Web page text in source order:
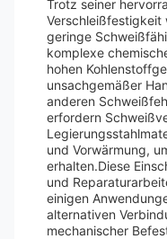
Trotz seiner
Verschleißfestigkeit
geringe
komplexe
hohen
unsachgemäßer
anderen
erfordern
und Vorwärmung,
erhalten.Diese
und
einigen
alternativen
mechanischer